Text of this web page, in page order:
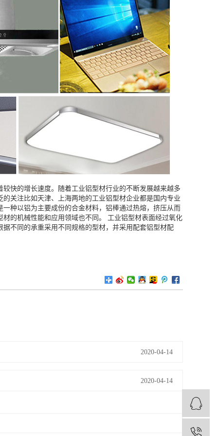
快的增长速度。随着工业铝型材行业的不断发展越来越多
关注比如天津、上海两地的工业铝型材企业都是国内专业
种以铝为主要成份的合金材料，铝棒通过热熔，挤压从而
的机械性能和应用领域也不同。 工业铝型材表面经过氧化
不同的承重采用不同规格的型材，并采用配套铝型材配
2020-04-14
2020-04-14